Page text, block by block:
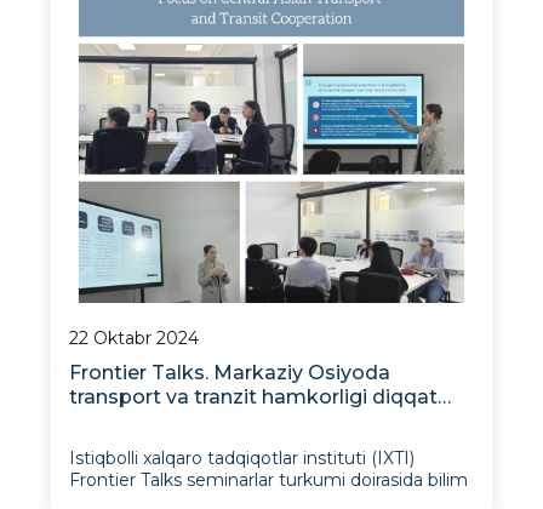
22 Oktabr 2024
Frontier Talks. Markaziy Osiyoda
transport va tranzit hamkorligi diqqat
Istiqbolli xalqaro tadqiqotlar instituti (IXTI)
Frontier Talks seminarlar turkumi doirasida bilim